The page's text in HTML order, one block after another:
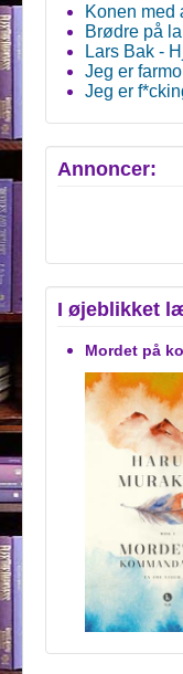
Konen
Brødre på
Lars Bak -
Jeg er
Jeg er
Annoncer:
I øjeblikket
Mordet på